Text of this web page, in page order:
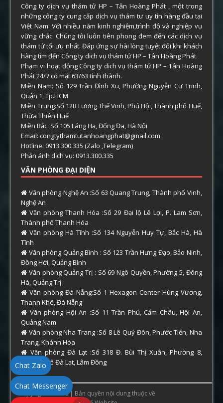
Công ty dịch vụ thám tử HP – Tân Hoàng Phát , một trong
những công ty cung cấp dịch vụ thám tư uy tín hàng đầu tại
Việt Nam. Với nhiều năm kinh nghiệm,trình độ và nghiệp vụ
vững chắc. Chúng tôi luôn tiên phong đem đến các dịch vụ
thám tử tối ưu nhất. Đáp ứng sự hài lòng tuyệt đối khi khách
hàng tìm đến Công ty dịch vụ thám tử HP – Tân Hoàng Phát.
Phạm vi hoạt động Công ty dịch vụ thám tử HP – Tân Hoàng
Phát 24/7 có mặt 63/63 tỉnh thành.
Miền Nam: Số 129 Trần Đình Xu, Phường Nguyễn Cư Trinh,
Quận 1, Tp.HCM
Miền Trung:Số 12B Lương Thế Vinh, Phú Hội, Thành phố Huế,
Thừa Thiên Huế
Miền Bắc: Số 105 Láng Hạ, Đống Đa, Hà Nội
Email: congtythamtutanhoangphat@gmail.com
Hotline: 0913.300.335 (Zalo ,Telegram)
Phản ánh dịch vụ: 0913.300.335
VĂN PHÒNG ĐẠI DIỆN
Văn phòng Nghệ An :Số 63 Quang Trung, Thành phố Vinh,
Nghệ An
Văn phòng Thanh Hóa :Số 29 Đại lộ Lê Lợi, P. Lam Sơn,
Thành phố Thanh Hóa
Văn phòng Hà Tĩnh :Số 134 Nguyễn Huy Tự, Bắc Hà, Hà
Tĩnh
Văn phòng Quảng Bình : Số 123 Trần Hưng Đạo, Bảo Ninh,
Đồng Hới, Quảng Bình
Văn phòng Quảng Trị : Số 69 Ngô Quyền, Phường 5, Đông
Hà, Quảng Trị
Văn phòng Đà Nẵng:Số 1 Hexagon Center Hùng Vương,
Thanh Khê, Đà Nẵng
Văn phòng Hội An :Số 11 Trần Phú, Cẩm Châu, Hội An,
Quảng Nam
Văn phòng Nha Trang :Số 8 Lê Quý Đôn, Phước Tiến, Nha
Trang, Khánh Hòa
Văn phòng Đà Lạt :Số 318 Đ. Bùi Thị Xuân, Phường 8,
Thành phố Đà Lạt, Lâm Đồng
Copyright © 2026 | Bản quyền nội dung thuộc về
Chat Zalo
Chat Messenger